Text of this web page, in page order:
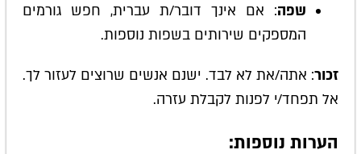
שפה: אם אינך דובר/ת עברית, חפש גורמים
המספקים שירותים בשפות נוספות.
זכור: אתה/את לא לבד. ישנם אנשים שרוצים לעזור לך.
אל תפחד/י לפנות לקבלת עזרה.
הערות נוספות: